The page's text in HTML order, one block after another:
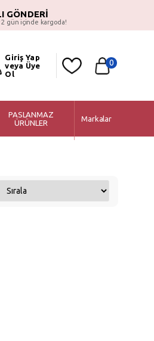
GÖNDERİ
2 gün içinde kargoda!
Giriş Yap
veya Üye
Ol
0
PASLANMAZ
ÜRÜNLER
Markalar